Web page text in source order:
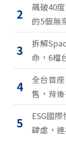
2
飆破40
的5個無
3
拆解
命，6檔
4
全台首
售，背
5
ESG國
肆虐，